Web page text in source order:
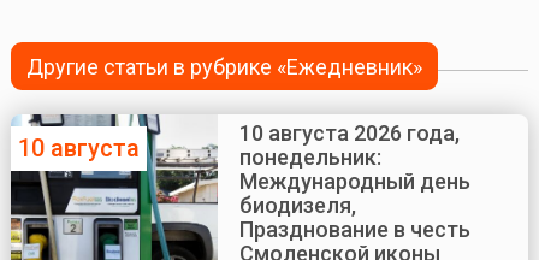
Другие статьи в рубрике «Ежедневник»
10 августа
10 августа 2026 года,
понедельник:
Международный день
биодизеля,
Празднование в честь
Смоленской иконы